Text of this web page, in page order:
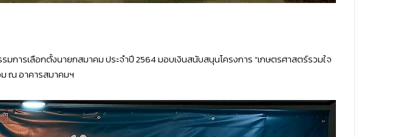
การเลือกตั้งนายกสมาคม ประจำปี 2564 มอบเงินสนับสนุนโครงการ “เกษตรศาสตร์รวมใจ
ม ณ อาคารสมาคมฯ